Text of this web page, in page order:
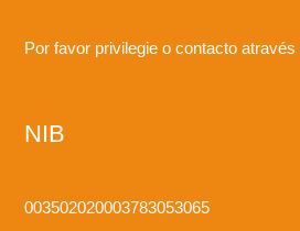
Por favor privilegie o contacto
NIB
003502020003783053065